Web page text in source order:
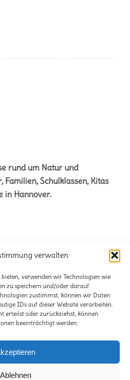
verwalten
verwenden wir Technologien wie
zu speichern und/oder darauf
zustimmst, können wir Daten
IDs auf dieser Website verarbeiten.
erteilst oder zurückziehst, können
beeinträchtigt werden.
Ablehnen
rund um Natur und
Schulklassen, Kitas
in Hannover.
GbR